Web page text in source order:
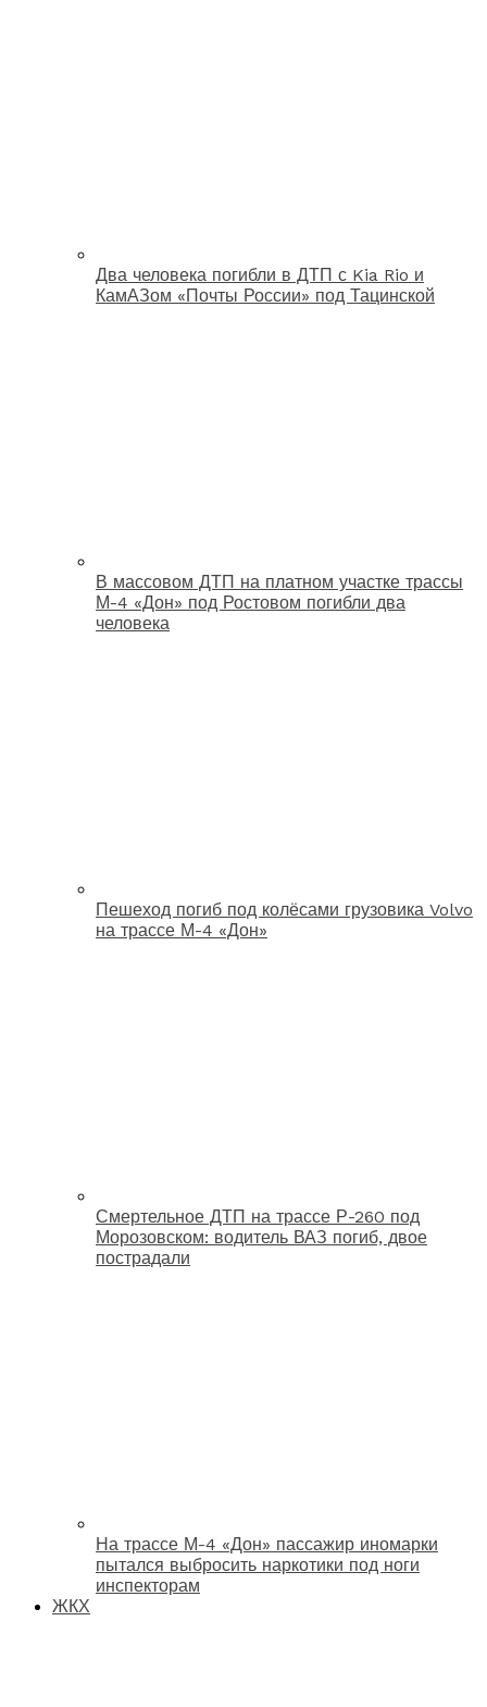
Два человека погибли в ДТП с Kia Rio и
КамАЗом «Почты России» под Тацинской
В массовом ДТП на платном участке трассы
М-4 «Дон» под Ростовом погибли два
человека
Пешеход погиб под колёсами грузовика Volvo
на трассе М-4 «Дон»
Смертельное ДТП на трассе Р-260 под
Морозовском: водитель ВАЗ погиб, двое
пострадали
На трассе М-4 «Дон» пассажир иномарки
пытался выбросить наркотики под ноги
инспекторам
ЖКХ